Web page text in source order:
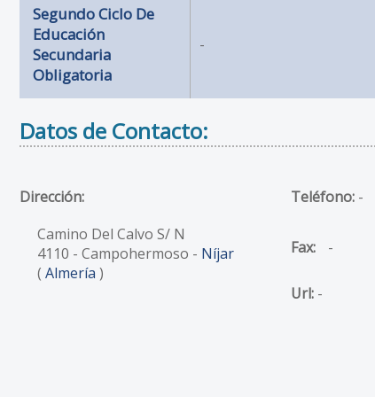
Segundo Ciclo De
Educación
Secundaria
Obligatoria
-
Datos de Contacto:
Dirección:
Camino Del Calvo S/ N
4110 - Campohermoso - Níjar
( Almería )
Teléfono: -
Fax: -
Url: -